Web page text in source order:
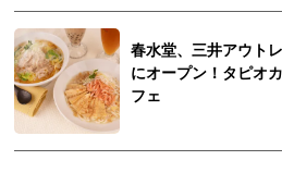
春水堂、三井アウト
にオープン！タピオ
フェ